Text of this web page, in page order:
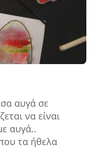
αυγά σε
να είναι
αυγά..
τα ήθελα